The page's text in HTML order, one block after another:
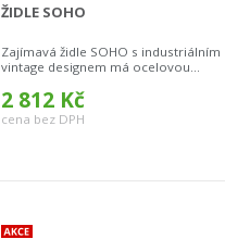
ŽIDLE SOHO
Zajímavá židle SOHO s industriálním
vintage designem má ocelovou...
2 812 Kč
cena bez DPH